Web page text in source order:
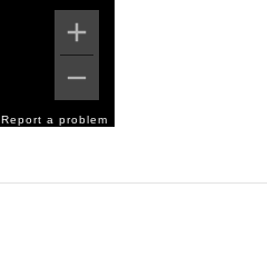
Report a problem